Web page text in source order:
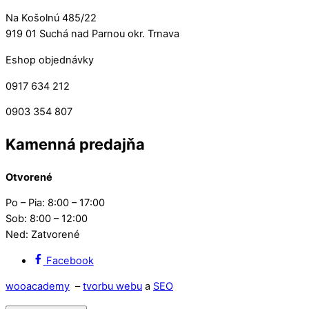
Na Košolnú 485/22
919 01 Suchá nad Parnou okr. Trnava
Eshop objednávky
0917 634 212
0903 354 807
Kamenná predajňa
Otvorené
Po – Pia: 8:00 – 17:00
Sob: 8:00 – 12:00
Ned: Zatvorené
Facebook
wooacademy –tvorbu webu a SEO